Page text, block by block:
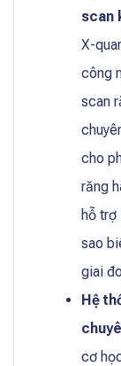
scan
X-
công
scan
cho
răng
hỗ
sao
giai
Hệ
cơ